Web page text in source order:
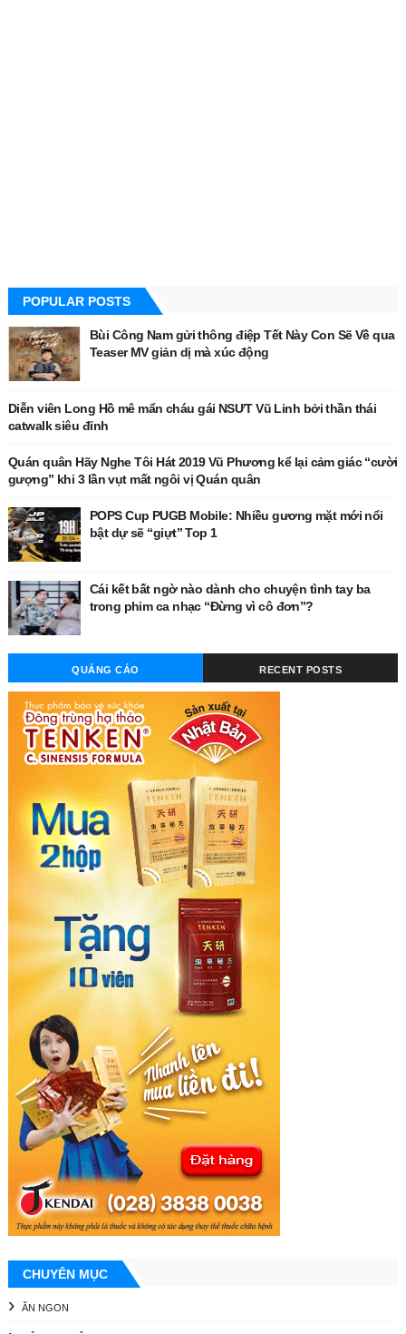
POPULAR POSTS
Bùi Công Nam gửi thông điệp Tết Này Con Sẽ Về qua
Teaser MV giản dị mà xúc động
Diễn viên Long Hồ mê mẩn cháu gái NSƯT Vũ Linh bởi thần thái
catwalk siêu đỉnh
Quán quân Hãy Nghe Tôi Hát 2019 Vũ Phương kể lại cảm giác “cười
gượng” khi 3 lần vụt mất ngôi vị Quán quân
POPS Cup PUGB Mobile: Nhiều gương mặt mới nổi
bật dự sẽ “giựt” Top 1
Cái kết bất ngờ nào dành cho chuyện tình tay ba
trong phim ca nhạc “Đừng vì cô đơn”?
QUẢNG CÁO RECENT POSTS
CHUYÊN MỤC
ĂN NGON